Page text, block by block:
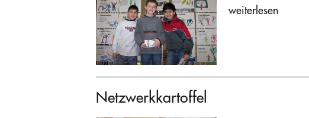
weiterlesen
Netzwerkkartoffel